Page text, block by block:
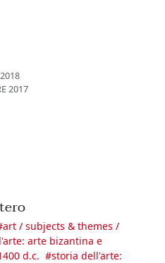
2017
art / subjects & themes /
arte bizantina e
d.c. #storia dell'arte: